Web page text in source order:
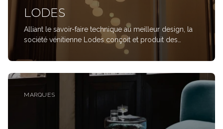
LODES
Alliant le savoir-faire technique au meilleur design, la
société vénitienne Lodes conçoit et produit des
solutions d’éclairage intérieur et extérieur depuis 1950.
Née de la passion pour le verre de son fondateur
MARQUES